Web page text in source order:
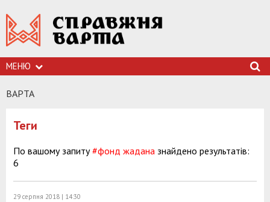
МЕНЮ
ВАРТА
Теги
По вашому запиту#фонд жадана знайдено результатів:
6
29 серпня 2018 | 14:30